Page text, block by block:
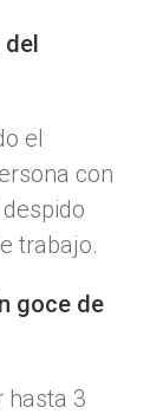
el
con
trabajo.
goce de
hasta 3